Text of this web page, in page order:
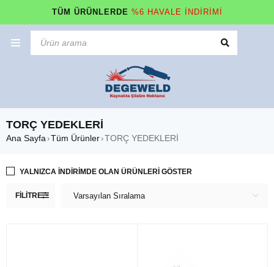
TÜM ÜRÜNLERDE %6 HAVALE İNDİRİMİ
TORÇ YEDEKLERİ
Ana Sayfa›Tüm Ürünler›TORÇ YEDEKLERİ
FILITRE Varsayılan Sıralama
YALNIZCA INDIRIMDE OLAN ÜRÜNLERI GÖSTER